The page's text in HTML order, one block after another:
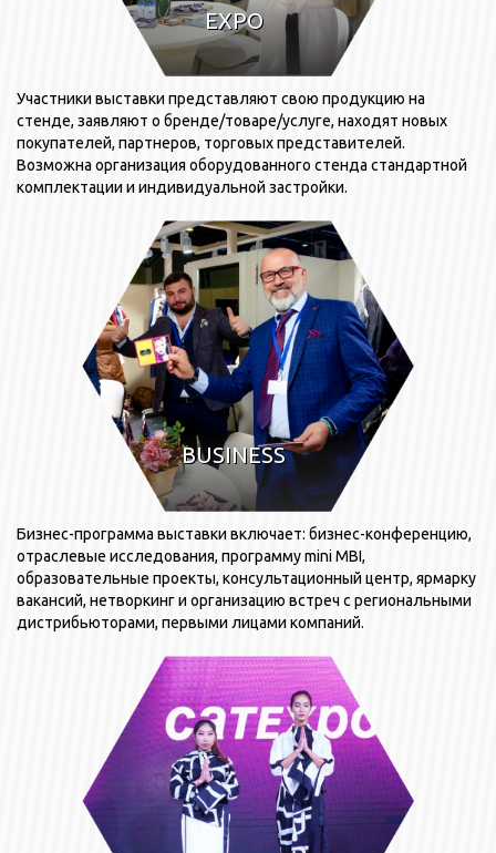
EXPO
Участники выставки представляют свою продукцию на
стенде, заявляют о бренде/товаре/услуге, находят новых
покупателей, партнеров, торговых представителей.
Возможна организация оборудованного стенда стандартной
комплектации и индивидуальной застройки.
ВUSINESS
Бизнес-программа выставки включает: бизнес-конференцию,
отраслевые исследования, программу mini MBI,
образовательные проекты, консультационный центр, ярмарку
вакансий, нетворкинг и организацию встреч с региональными
дистрибьюторами, первыми лицами компаний.